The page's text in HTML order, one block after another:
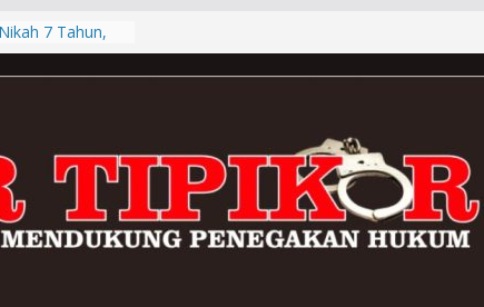
7 Tahun,
Pacar
Namlea
Adat Di
Mabar
Didatangi
Nilai Polres